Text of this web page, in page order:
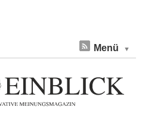
Menü